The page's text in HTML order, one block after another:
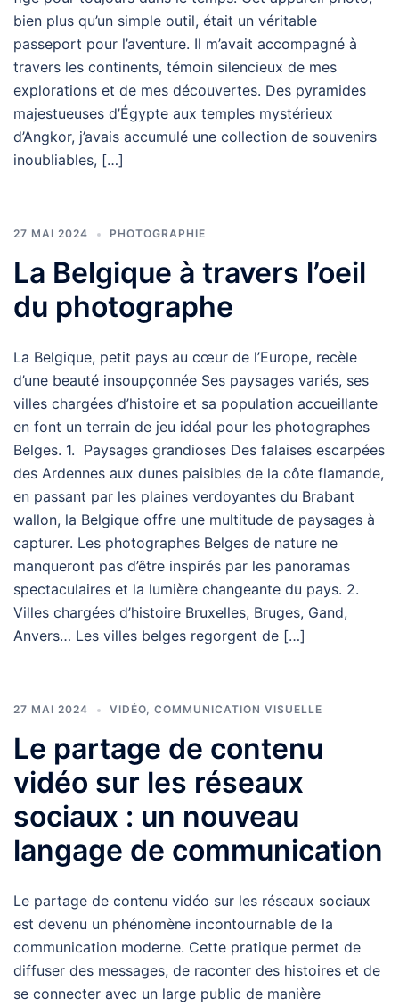
bien plus qu’un simple outil, était un véritable
passeport pour l’aventure. Il m’avait accompagné à
travers les continents, témoin silencieux de mes
explorations et de mes découvertes. Des pyramides
majestueuses d’Égypte aux temples mystérieux
d’Angkor, j’avais accumulé une collection de souvenirs
inoubliables, […]
27 MAI 2024 PHOTOGRAPHIE
La Belgique à travers l’oeil
du photographe
La Belgique, petit pays au cœur de l’Europe, recèle
d’une beauté insoupçonnée Ses paysages variés, ses
villes chargées d’histoire et sa population accueillante
en font un terrain de jeu idéal pour les photographes
Belges. 1. Paysages grandioses Des falaises escarpées
des Ardennes aux dunes paisibles de la côte flamande,
en passant par les plaines verdoyantes du Brabant
wallon, la Belgique offre une multitude de paysages à
capturer. Les photographes Belges de nature ne
manqueront pas d’être inspirés par les panoramas
spectaculaires et la lumière changeante du pays. 2.
Villes chargées d’histoire Bruxelles, Bruges, Gand,
Anvers… Les villes belges regorgent de […]
27 MAI 2024 VIDÉO COMMUNICATION VISUELLE
Le partage de contenu
vidéo sur les réseaux
sociaux : un nouveau
langage de communication
Le partage de contenu vidéo sur les réseaux sociaux
est devenu un phénomène incontournable de la
communication moderne. Cette pratique permet de
diffuser des messages, de raconter des histoires et de
se connecter avec un large public de manière